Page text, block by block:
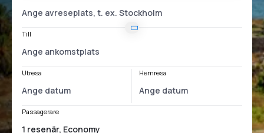
Till
Utresa Hemresa
Passagerare